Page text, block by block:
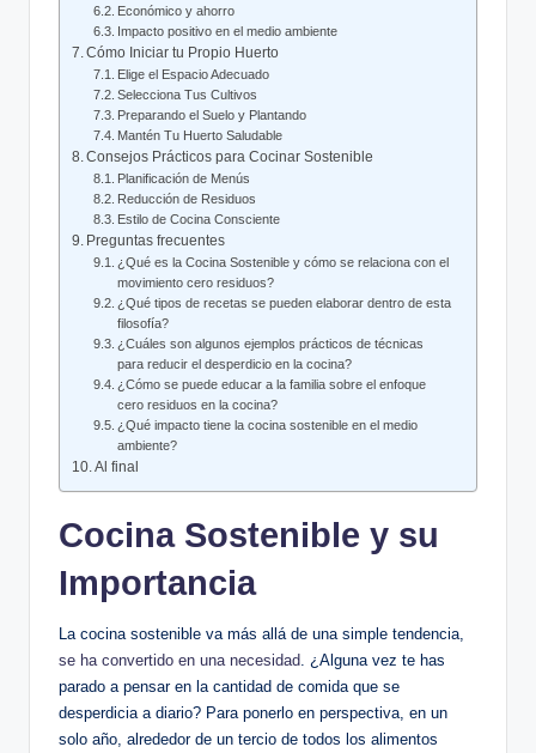
Económico y ahorro
Impacto positivo en el medio ambiente
Cómo Iniciar tu Propio Huerto
Elige el Espacio Adecuado
Selecciona Tus Cultivos
Preparando el Suelo y Plantando
Mantén Tu Huerto Saludable
Consejos Prácticos para Cocinar Sostenible
Planificación de Menús
Reducción de Residuos
Estilo de Cocina Consciente
Preguntas frecuentes
¿Qué es la Cocina Sostenible y cómo se relaciona con el
movimiento cero residuos?
¿Qué tipos de recetas se pueden elaborar dentro de esta
filosofía?
¿Cuáles son algunos ejemplos prácticos de técnicas
para reducir el desperdicio en la cocina?
¿Cómo se puede educar a la familia sobre el enfoque
cero residuos en la cocina?
¿Qué impacto tiene la cocina sostenible en el medio
ambiente?
Al final
Cocina Sostenible y su
Importancia
La cocina sostenible va más allá de una simple tendencia,
se ha convertido en una necesidad. ¿Alguna vez te has
parado a pensar en la cantidad de comida que se
desperdicia a diario? Para ponerlo en perspectiva, en un
solo año, alrededor de un tercio de todos los alimentos